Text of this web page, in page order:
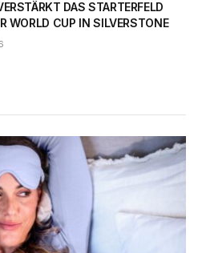
DAS STARTERFELD
WORLD CUP IN SILVERSTONE